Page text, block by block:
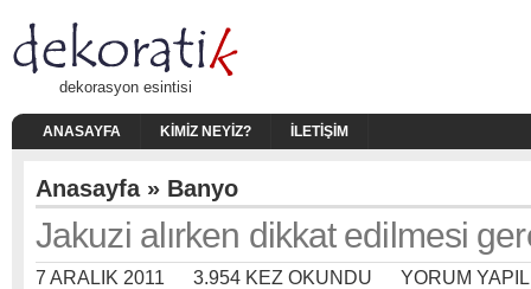
dekorasyon esintisi
ANASAYFA KIMIZ NEYIZ? İLETIŞIM
Anasayfa» Banyo
Jakuzi alırken dikkat edilmesi
7 ARALIK 2011 3.954 KEZ OKUNDU YORUM